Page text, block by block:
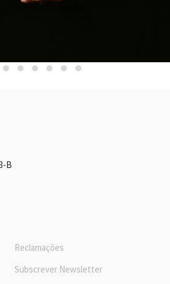
B
Reclamações
Subscrever Newsletter